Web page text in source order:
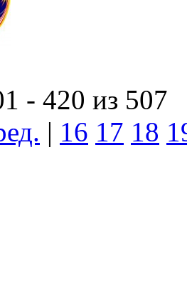
- 420 из 507
| 16 17 18